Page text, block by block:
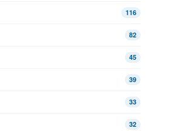
116
82
45
39
33
32